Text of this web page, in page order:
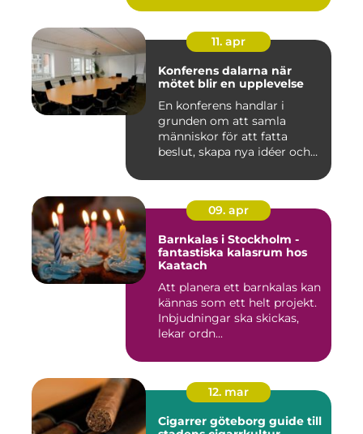
11. apr
Konferens dalarna när
mötet blir en upplevelse
En konferens handlar i
grunden om att samla
människor för att fatta
beslut, skapa nya idéer och
09. apr
Barnkalas i Stockholm -
fantastiska kalasrum hos
Kaatach
Att planera ett barnkalas kan
kännas som ett helt projekt.
Inbjudningar ska skickas,
lekar ordn...
12. mar
Cigarrer göteborg guide till